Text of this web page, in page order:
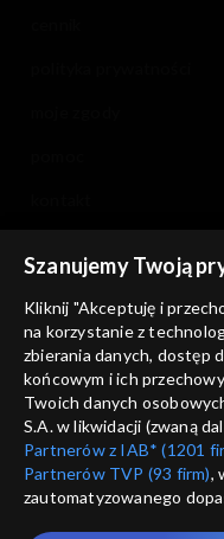
informacje o dostawcy
Szanujemy Twoją
Kliknij "Akceptuję i
na korzystanie z
zbierania danych, dostęp
końcowym i ich
Twoich danych
S.A. w likwidacji (zwaną
Partnerów z IAB* (1201
Partnerów TVP (93 firm),
zautomatyzowanego